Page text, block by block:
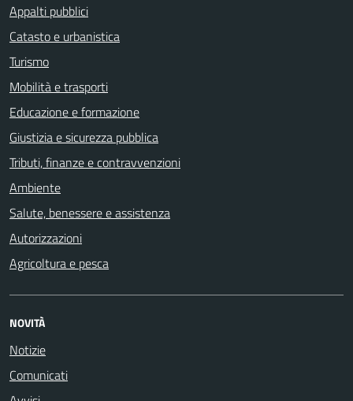
Appalti pubblici
Catasto e urbanistica
Turismo
Mobilità e trasporti
Educazione e formazione
Giustizia e sicurezza pubblica
Tributi, finanze e contravvenzioni
Ambiente
Salute, benessere e assistenza
Autorizzazioni
Agricoltura e pesca
NOVITÀ
Notizie
Comunicati